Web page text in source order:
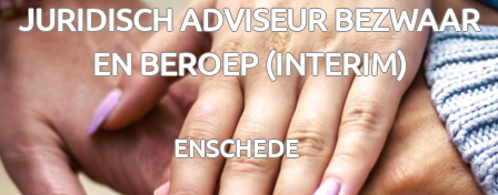
JURIDISCH ADVISEUR BEZWAAR
EN BEROEP (INTERIM)
ENSCHEDE